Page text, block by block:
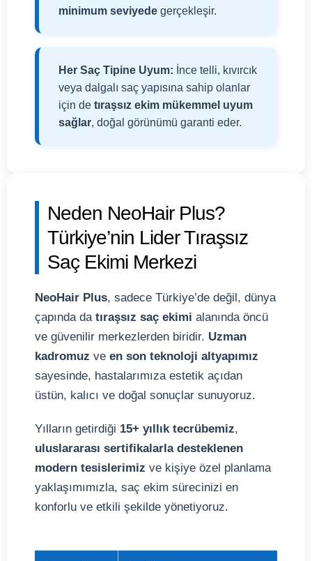
minimum seviyede gerçekleşir.
Her Saç Tipine Uyum: İnce telli, kıvırcık
veya dalgalı saç yapısına sahip olanlar
için de tıraşsız ekim mükemmel uyum
sağlar, doğal görünümü garanti eder.
Neden NeoHair Plus?
Türkiye’nin Lider Tıraşsız
Saç Ekimi Merkezi
NeoHair Plus, sadece Türkiye’de değil, dünya
çapında da tıraşsız saç ekimi alanında öncü
ve güvenilir merkezlerden biridir. Uzman
kadromuz ve en son teknoloji altyapımız
sayesinde, hastalarımıza estetik açıdan
üstün, kalıcı ve doğal sonuçlar sunuyoruz.
Yılların getirdiği 15+ yıllık tecrübemiz,
uluslararası sertifikalarla desteklenen
modern tesislerimiz ve kişiye özel planlama
yaklaşımımızla, saç ekim sürecinizi en
konforlu ve etkili şekilde yönetiyoruz.